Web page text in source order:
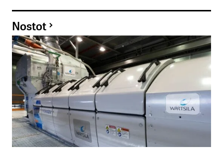
Nostot